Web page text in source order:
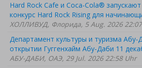
Hard Rock Cafe и Coca-Cola®
конкурс Hard Rock Rising для
ХОЛЛИВУД, Флорида, 5 Aug. 2026
Департамент культуры и туризма
открытии Гуггенхайм Абу-Даби 11
АБУ-ДАБИ, ОАЭ, 29 Jul. 2026 22:58 Uhr